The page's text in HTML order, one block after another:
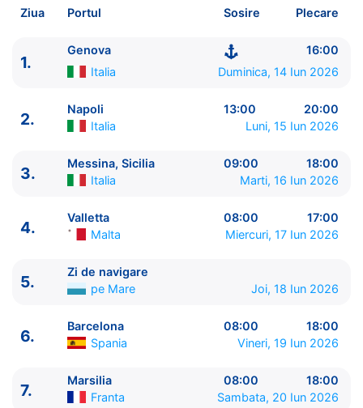
Plecare pe 14 Iun 2026 din Genova, Italia
MSC Cruises
ITINERARIU
----------------------------------------
1. Genova Italia ⚓ - 16:00
Messina, Sicilia
09:00 - 18:00
4.
Malta
Ziua Portul Sosire Plecare
1.
Genova
16:00
Italia
Duminica, 14 Iun 2026
2.
Napoli 13:00
20:00
Italia
Luni, 15 Iun 2026
3.
Messina, Sicilia 09:00
18:00
Italia
Marti, 16 Iun 2026
4.
Valletta 08:00
17:00
Malta
Miercuri, 17 Iun 2026
5.
Zi de navigare
pe Mare
Joi, 18 Iun 2026
6.
Barcelona 08:00
18:00
Spania
Vineri, 19 Iun 2026
7.
Marsilia 08:00
18:00
Franta
Sambata, 20 Iun 2026